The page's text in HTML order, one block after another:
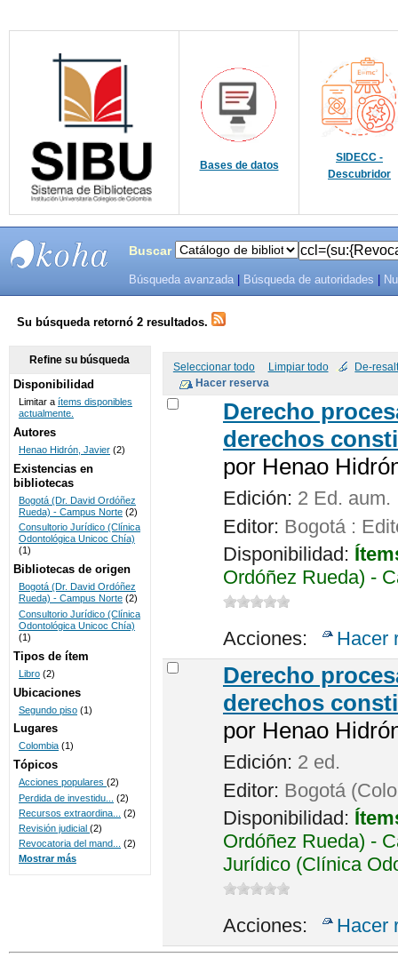
Bases de datos
SIDECC -
Descubridor
SISTEMAS
DE
BIBLIOTECAS
UNICOC
Buscar
Búsqueda avanzada Búsqueda de autoridades
Su búsqueda retornó 2 resultados.
Seleccionar todo Limpiar todo De-
Derecho
derechos
por Henao
Edición: 2 Ed. aum.
Editor: Bogotá :
Disponibilidad:
Ordóñez Rueda) -
Acciones: Hacer
Derecho
derechos
por Henao
Edición: 2 ed.
Editor: Bogotá
Disponibilidad:
Ordóñez Rueda) -
Jurídico (Clínica
Acciones: Hacer
Refine su búsqueda
Disponibilidad
Limitar a ítems disponibles
actualmente.
Autores
Henao Hidrón, Javier (2)
Existencias en
bibliotecas
Bogotá (Dr. David Ordóñez
Rueda) - Campus Norte (2)
Consultorio Jurídico (Clínica
Odontológica Unicoc Chía)
(1)
Bibliotecas de origen
Bogotá (Dr. David Ordóñez
Rueda) - Campus Norte (2)
Consultorio Jurídico (Clínica
Odontológica Unicoc Chía)
(1)
Tipos de ítem
Libro (2)
Ubicaciones
Segundo piso (1)
Lugares
Colombia (1)
Tópicos
Acciones populares (2)
Perdida de investidu...
(2)
Recursos extraordina...
(2)
Revisión judicial (2)
Revocatoria del mand...
(2)
Mostrar más